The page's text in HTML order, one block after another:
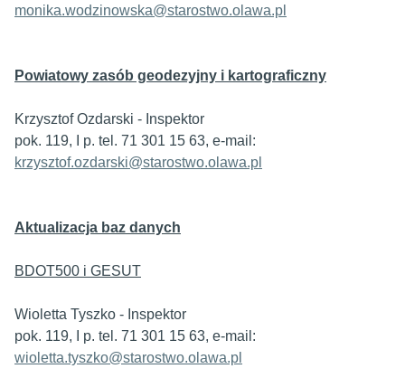
monika.wodzinowska@starostwo.olawa.pl
Powiatowy zasób geodezyjny i kartograficzny
Krzysztof Ozdarski - Inspektor
pok. 119, I p. tel. 71 301 15 63, e-mail:
krzysztof.ozdarski@starostwo.olawa.pl
Aktualizacja baz danych
BDOT500 i GESUT
Wioletta Tyszko - Inspektor
pok. 119, I p. tel. 71 301 15 63, e-mail:
wioletta.tyszko@starostwo.olawa.pl